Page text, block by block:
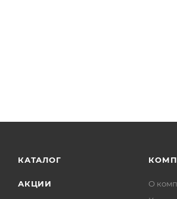
КАТАЛОГ
АКЦИИ
О